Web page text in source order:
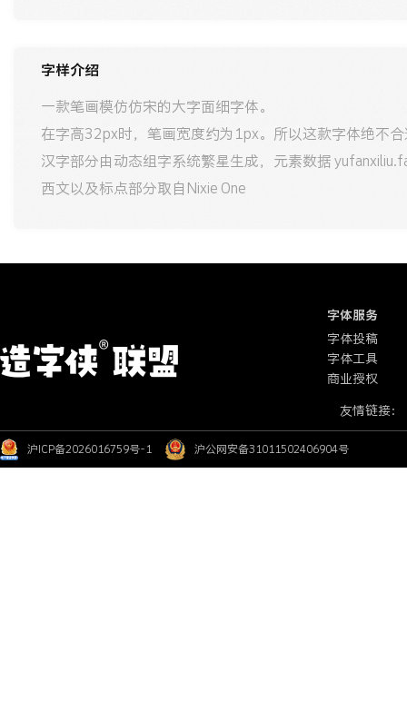
字样介绍
一款笔画模仿仿宋的大字面细字体。
在字高32px时，笔画宽度约为1px。所以这款字体绝不
汉字部分由动态组字系统繁星生成，元素数据
西文以及标点部分取自Nixie One
字体服务
字体投稿
字体工具
商业授权
友情链接：
沪ICP备2026016759号-1 沪公网安备31011502406904号